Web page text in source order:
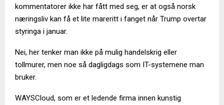
kommentatorer ikke har fått med seg, er at også norsk
næringsliv kan få et lite mareritt i fanget når Trump overtar
styringa i januar.
Nei, her tenker man ikke på mulig handelskrig eller
tollmurer, men noe så dagligdags som IT-systemene man
bruker.
WAYSCloud, som er et ledende firma innen kunstig